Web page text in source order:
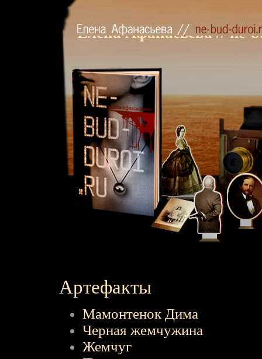
Елена Афанасьева // ne-
Артефакты
Мамонтенок Дима
Черная жемчужина
Жемчуг